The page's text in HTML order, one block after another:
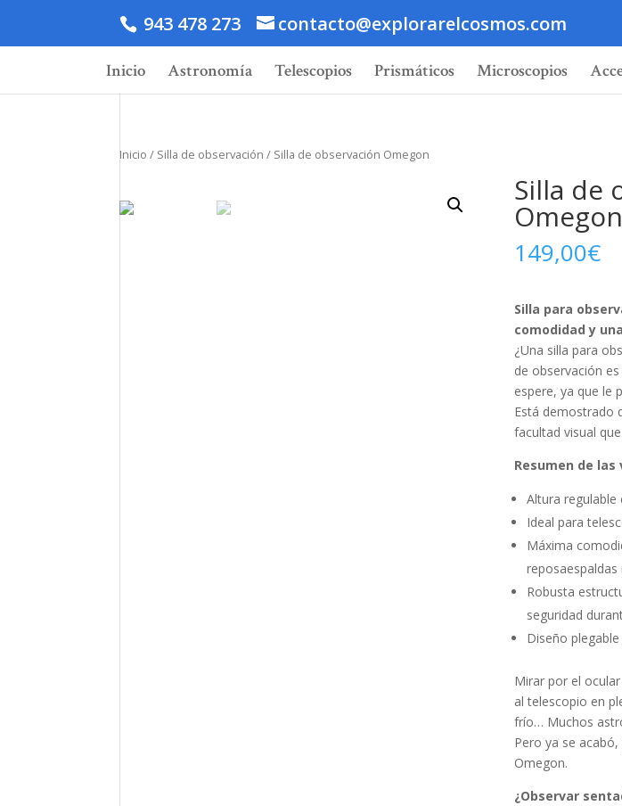
943 478 273 contacto@explorarelcosmos.com
Inicio Astronomía Telescopios Prismáticos Microscopios
Inicio / Silla de observación / Silla de observación Omegon
Silla de
Omegon
149,00€
Silla para
comodidad y
¿Una silla para
de observación
espere, ya que le
Está demostrado
facultad visual
Resumen de las
Altura regulable
Ideal para
Máxima
Robusta
seguridad
Diseño
Mirar por el
al telescopio en
frío… Muchos
Pero ya se
Omegon.
¿Observar